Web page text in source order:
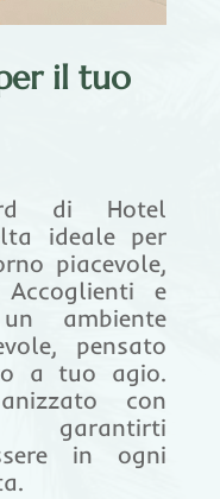
il tuo
di Hotel
ideale per
piacevole,
e
ambiente
pensato
a tuo agio.
con
garantirti
in ogni